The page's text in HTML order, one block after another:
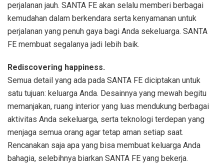
perjalanan jauh. SANTA FE akan selalu memberi berbagai
kemudahan dalam berkendara serta kenyamanan untuk
perjalanan yang penuh gaya bagi Anda sekeluarga. SANTA
FE membuat segalanya jadi lebih baik.
Rediscovering happiness.
Semua detail yang ada pada SANTA FE diciptakan untuk
satu tujuan: keluarga Anda. Desainnya yang mewah begitu
memanjakan, ruang interior yang luas mendukung berbagai
aktivitas Anda sekeluarga, serta teknologi terdepan yang
menjaga semua orang agar tetap aman setiap saat.
Rencanakan saja apa yang bisa membuat keluarga Anda
bahagia, selebihnya biarkan SANTA FE yang bekerja.